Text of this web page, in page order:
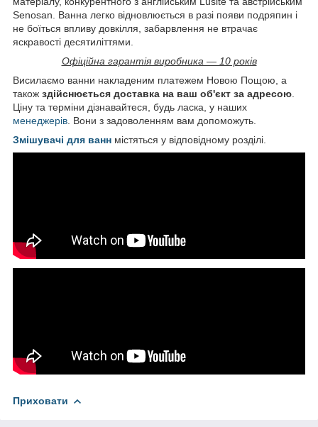
Senosan. Ванна легко відновлюється в разі появи подряпин і
не боїться впливу довкілля, забарвлення не втрачає
яскравості десятиліттями.
Офіційна гарантія виробника — 10 років
Висилаємо ванни накладеним платежем Новою Пощою, а
також здійснюється доставка на ваш об'єкт за адресою
Ціну та терміни дізнавайтеся, будь ласка, у наших
менеджерів . Вони з задоволенням вам допоможуть.
Змішувачі для ванн містяться у відповідному розділі.
Приховати